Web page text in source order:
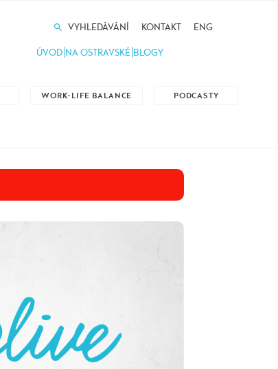
VYHLEDÁVÁNÍ KONTAKT ENG
ÚVOD NA OSTRAVSKÉ BLOGY
WORK-LIFE BALANCE PODCASTY